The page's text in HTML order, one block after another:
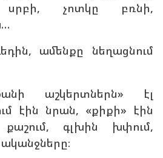
սրբի, չոտկը բռնի,
ամենքը նեղացնում
աշկերտներն» էլ
էին նրան, «քիքի» էին
գլխին խփում,